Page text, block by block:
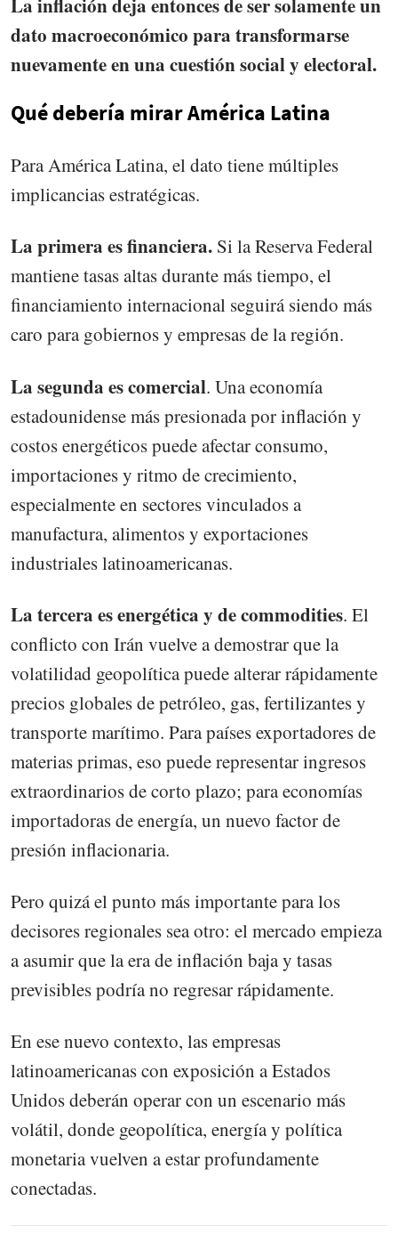
La inflación deja entonces de ser solamente un
dato macroeconómico para transformarse
nuevamente en una cuestión social y electoral.
Qué debería mirar América Latina
Para América Latina, el dato tiene múltiples
implicancias estratégicas.
La primera es financiera. Si la Reserva Federal
mantiene tasas altas durante más tiempo, el
financiamiento internacional seguirá siendo más
caro para gobiernos y empresas de la región.
La segunda es comercial. Una economía
estadounidense más presionada por inflación y
costos energéticos puede afectar consumo,
importaciones y ritmo de crecimiento,
especialmente en sectores vinculados a
manufactura, alimentos y exportaciones
industriales latinoamericanas.
La tercera es energética y de commodities. El
conflicto con Irán vuelve a demostrar que la
volatilidad geopolítica puede alterar rápidamente
precios globales de petróleo, gas, fertilizantes y
transporte marítimo. Para países exportadores de
materias primas, eso puede representar ingresos
extraordinarios de corto plazo; para economías
importadoras de energía, un nuevo factor de
presión inflacionaria.
Pero quizá el punto más importante para los
decisores regionales sea otro: el mercado empieza
a asumir que la era de inflación baja y tasas
previsibles podría no regresar rápidamente.
En ese nuevo contexto, las empresas
latinoamericanas con exposición a Estados
Unidos deberán operar con un escenario más
volátil, donde geopolítica, energía y política
monetaria vuelven a estar profundamente
conectadas.